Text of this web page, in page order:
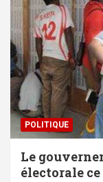
POLITIQUE
Le
électorale